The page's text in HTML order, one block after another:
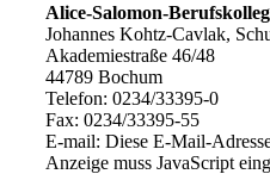
Alice-Salomon-Berufskolleg
Johannes Kohtz-Cavlak,
Akademiestraße 46/48
44789 Bochum
Telefon: 0234/33395-0
Fax: 0234/33395-55
E-mail: Diese E-Mail-
Anzeige muss JavaScript